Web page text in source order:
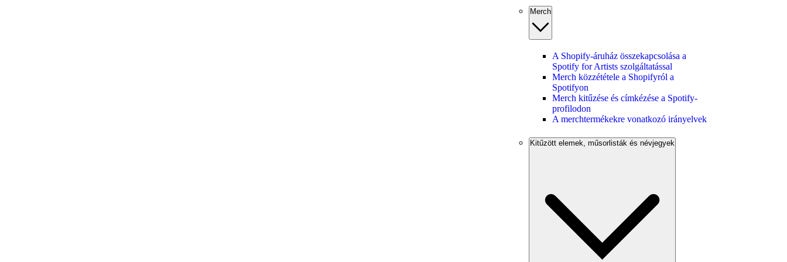
Merch
A Shopify-áruház összekapcsolása a
Spotify for Artists szolgáltatással
Merch közzététele a Shopifyról a
Spotifyon
Merch kitűzése és címkézése a Spotify-
profilodon
A merchtermékekre vonatkozó irányelvek
Kitűzött elemek, műsorlisták és névjegyek